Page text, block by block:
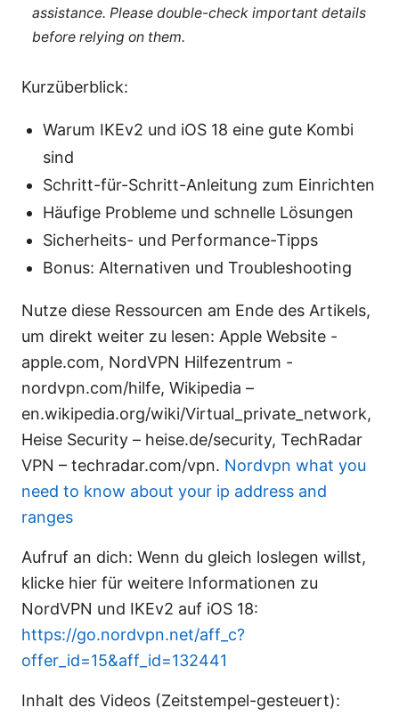
assistance. Please double-check important details
before relying on them.
Kurzüberblick:
Warum IKEv2 und iOS 18 eine gute Kombi
sind
Schritt-für-Schritt-Anleitung zum Einrichten
Häufige Probleme und schnelle Lösungen
Sicherheits- und Performance-Tipps
Bonus: Alternativen und Troubleshooting
Nutze diese Ressourcen am Ende des Artikels,
um direkt weiter zu lesen: Apple Website -
apple.com, NordVPN Hilfezentrum -
nordvpn.com/hilfe, Wikipedia –
en.wikipedia.org/wiki/Virtual_private_network,
Heise Security – heise.de/security, TechRadar
VPN – techradar.com/vpn. Nordvpn what you
need to know about your ip address and
ranges
Aufruf an dich: Wenn du gleich loslegen willst,
klicke hier für weitere Informationen zu
NordVPN und IKEv2 auf iOS 18:
https://go.nordvpn.net/aff_c?
offer_id=15&aff_id=132441
Inhalt des Videos (Zeitstempel-gesteuert):